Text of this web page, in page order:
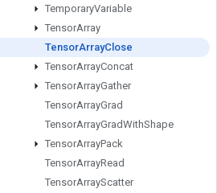
TemporaryVariable
TensorArray
TensorArrayClose
TensorArrayConcat
TensorArrayGather
TensorArrayGrad
TensorArrayGradWithShape
TensorArrayPack
TensorArrayRead
TensorArrayScatter